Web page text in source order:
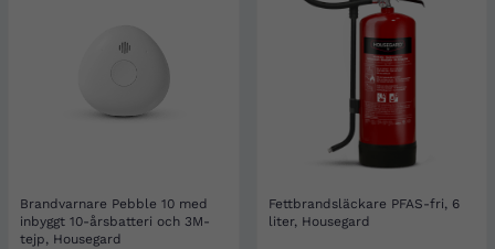
Brandvarnare Pebble 10 med
inbyggt 10-årsbatteri och 3M-
tejp, Housegard
Fettbrandsläckare PFAS-fri, 6
liter, Housegard